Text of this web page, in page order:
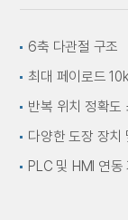
6축 다관절 구조
최대 페이로드
반복 위치 정확도
다양한 도장 장치
PLC 및 HMI 연동